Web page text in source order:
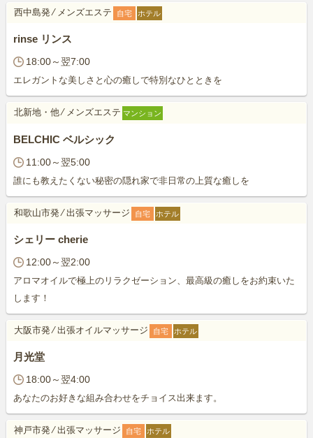
西中島発⁄ メンズエステ ホテル
自宅
rinse リンス
18:00～翌7:00
エレガントな美しさと心の癒しで特別なひとときを
北新地・他⁄ メンズエステ マンション
BELCHIC ベルシック
11:00～翌5:00
誰にも教えたくない秘密の隠れ家で非日常の上質な癒しを
和歌山市発 ⁄出張マッサージ ホテル
自宅
シェリー cherie
12:00～翌2:00
アロマオイルで極上のリラクゼーション、最高級の癒しをお約束いた
します！
大阪市発⁄出張オイルマッサージ ホテル
自宅
月光堂
18:00～翌4:00
あなたのお好きな組み合わせをチョイス出来ます。
神戸市発⁄出張マッサージ ホテル
自宅